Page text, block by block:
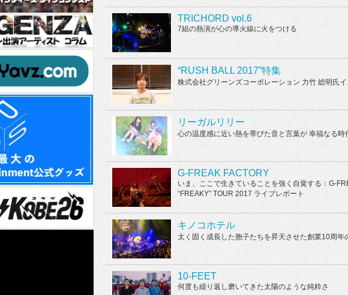
TRICHORD vol.6
7組の熱演が心の導火線に火をつける
“RUSH BALL 2017”特集
株式会社グリーンズコーポレーション 力竹 総明氏
リーガルリリー
心の温度感に近い熱を帯びた音と言葉が 幸福なる
G-FREAK FACTORY
いま、ここで生きていることを強く自覚する：G-
“FREAKY” TOUR 2017 ライブレポート
キノコホテル
太く固く成長した胞子たちを昇天させた創業10周年
10-FEET
何度も繰り返し磨いてきた太陽のような純粋さ